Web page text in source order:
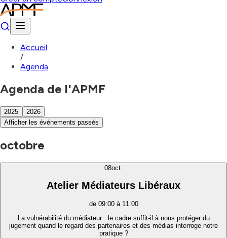
Accueil
/
Agenda
Agenda de l'APMF
2025
2026
Afficher les événements passés
octobre
08oct.
Atelier Médiateurs Libéraux
de 09:00 à 11:00
La vulnérabilité du médiateur : le cadre suffit-il à nous protéger du
jugement quand le regard des partenaires et des médias interroge notre
pratique ?